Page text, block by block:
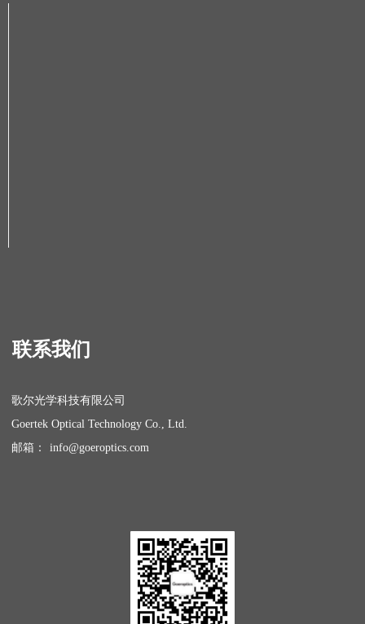
歌尔光学科技有限公司
Goertek Optical Technology Co., Ltd.
邮箱：
info@goeroptics.com
联系我们